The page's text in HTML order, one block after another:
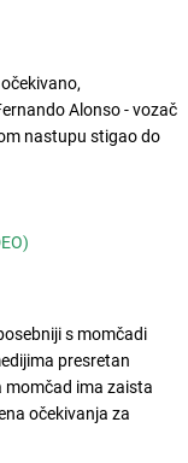
Alonso - vozač
nastupu stigao do
s momčadi
presretan
momčad ima zaista
očekivanja za